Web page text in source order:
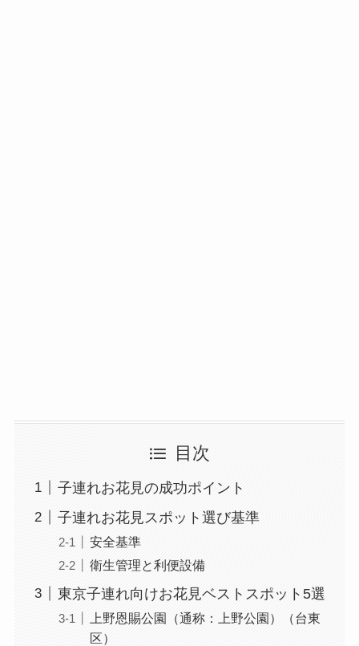
目次
子連れお花見の成功ポイント
子連れお花見スポット選び基準
安全基準
衛生管理と利便設備
東京子連れ向けお花見ベストスポット5選
上野恩賜公園（通称：上野公園）（台東
区）